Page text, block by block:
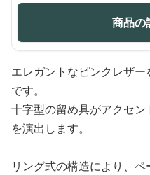
商品の
エレガントなピンクレザ
です。
十字型の留め具がアクセ
を演出します。
リング式の構造により、